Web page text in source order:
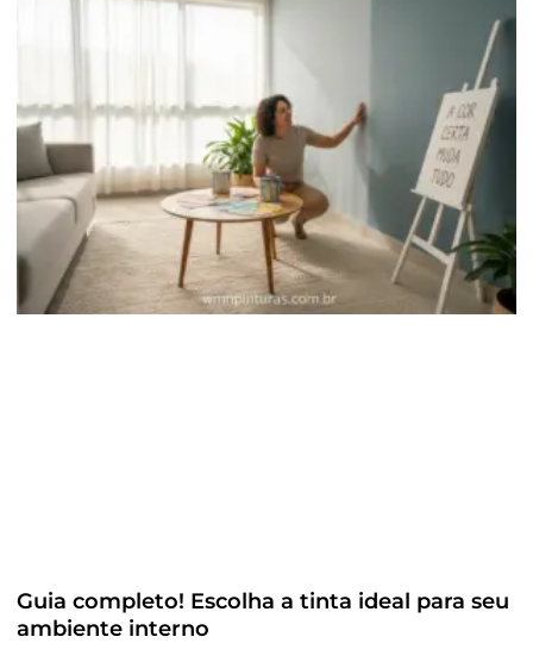
Guia completo! Escolha a tinta ideal para seu
ambiente interno